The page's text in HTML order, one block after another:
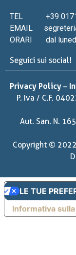
TEL
+39
EMAIL
ORARI
dal
Seguici sui social!
Privacy Policy –
P. Iva / C.F.
Aut. San. N.
Copyright © 2022
Informativa
LE TUE